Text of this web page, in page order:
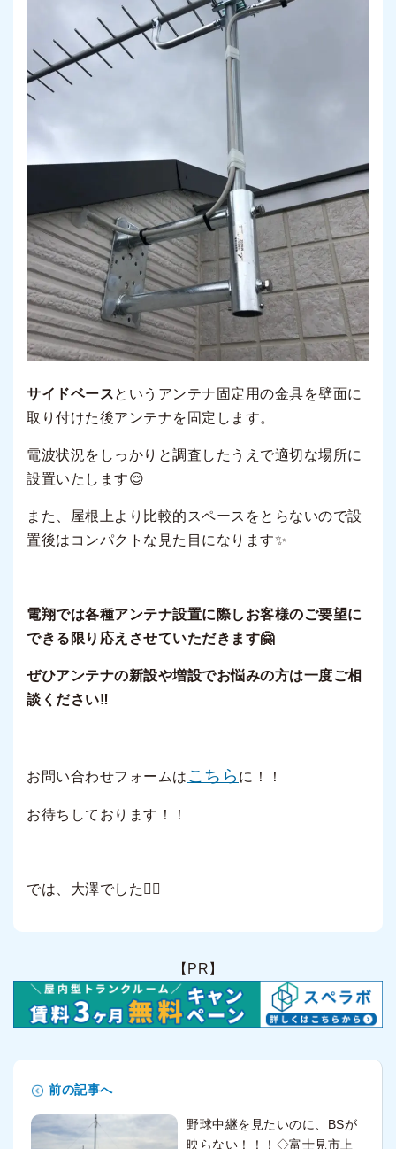
サイドベースというアンテナ固定用の金具を壁面に
取り付けた後アンテナを固定します。
電波状況をしっかりと調査したうえで適切な場所に
設置いたします😌
また、屋根上より比較的スペースをとらないので設
置後はコンパクトな見た目になります✨
電翔では各種アンテナ設置に際しお客様のご要望に
できる限り応えさせていただきます🤗
ぜひアンテナの新設や増設でお悩みの方は一度ご相
談ください‼
お問い合わせフォームは こちら に！！
お待ちしております！！
では、大澤でした🙆‍♂️
【PR】
前の記事へ
野球中継を見たいのに、BSが
映らない！！！◇富士見市上